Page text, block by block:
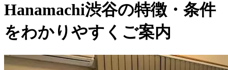
Hanamachi渋谷の特徴・条件
をわかりやすくご案内